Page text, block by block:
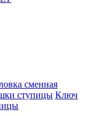
сменная
Ключ